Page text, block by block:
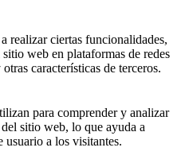
realizar ciertas funcionalidades,
web en plataformas de redes
características de terceros.
para comprender y analizar
sitio web, lo que ayuda a
usuario a los visitantes.